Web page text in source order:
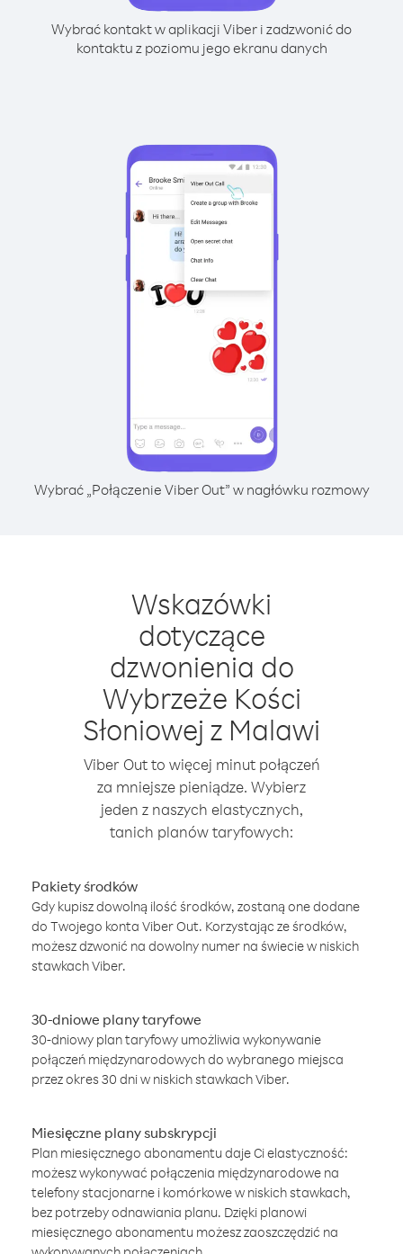
Wybrać kontakt w aplikacji Viber i zadzwonić do
kontaktu z poziomu jego ekranu danych
Wybrać „Połączenie Viber Out” w nagłówku rozmowy
Wskazówki
dotyczące
dzwonienia do
Wybrzeże Kości
Słoniowej z Malawi
Viber Out to więcej minut połączeń
za mniejsze pieniądze. Wybierz
jeden z naszych elastycznych,
tanich planów taryfowych:
Pakiety środków
Gdy kupisz dowolną ilość środków, zostaną one dodane
do Twojego konta Viber Out. Korzystając ze środków,
możesz dzwonić na dowolny numer na świecie w niskich
stawkach Viber.
30-dniowe plany taryfowe
30-dniowy plan taryfowy umożliwia wykonywanie
połączeń międzynarodowych do wybranego miejsca
przez okres 30 dni w niskich stawkach Viber.
Miesięczne plany subskrypcji
Plan miesięcznego abonamentu daje Ci elastyczność:
możesz wykonywać połączenia międzynarodowe na
telefony stacjonarne i komórkowe w niskich stawkach,
bez potrzeby odnawiania planu. Dzięki planowi
miesięcznego abonamentu możesz zaoszczędzić na